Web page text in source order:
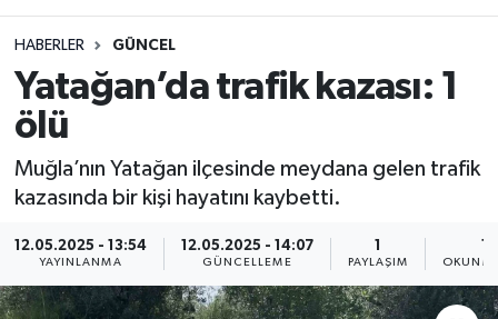
HABERLER GÜNCEL
Yatağan’da trafik kazası: 1
ölü
Muğla’nın Yatağan ilçesinde meydana gelen trafik
kazasında bir kişi hayatını kaybetti.
12.05.2025 - 13:54
YAYINLANMA
12.05.2025 - 14:07
GÜNCELLEME PAYLAŞIM
DÜNYA
EĞİTİM GENÇLİK
EKONOMİ
KÜLTÜR-SANAT-MAGAZİN
İstanbul Namaz Vakitleri
Trafik Durumu
Süper Lig Puan Durumu ve Fikstür
Son Dakika Haberleri